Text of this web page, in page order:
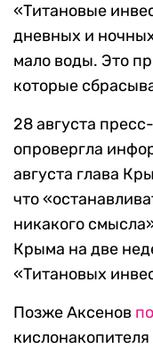
«Титановые
дневных и
мало воды. Это
которые
28 августа
опровергла
августа глава
что
никакого
Крыма на две
«Титановых
Позже Аксенов